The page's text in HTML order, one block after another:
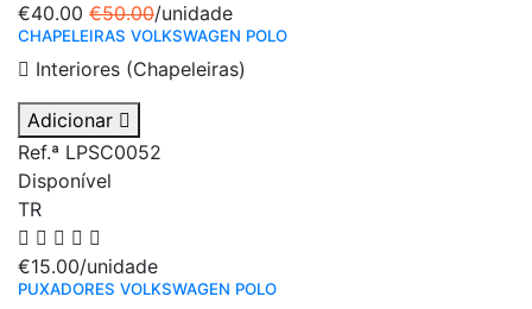
€40.00 €50.00/unidade
CHAPELEIRAS VOLKSWAGEN POLO
Interiores (Chapeleiras)
Adicionar
Ref.ª LPSC0052
Disponível
TR
€15.00/unidade
PUXADORES VOLKSWAGEN POLO